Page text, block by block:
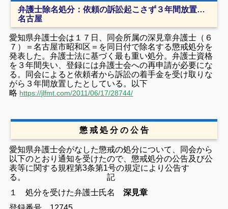
弁護士除名処分：依頼の訴訟起こさず３年間放置…
名古屋
愛知県弁護士会は１７日、同会所属の深見章弁護士（６
７）＝名古屋市昭和区＝を同日付で除名する懲戒処分を
発表した。弁護士法に基づく最も重い処分。弁護士資格
を３年間失い、登録には弁護士会への再申請が必要にな
る。同会によると依頼者から訴訟の着手金を受け取りな
がら３年間放置したとしている。
以下
略 https://jlfmt.com/2011/06/17/28744/
懲 戒 処 分 の 公 告
愛知県弁護士会がなした懲戒の処分について、同会から
以下のとおり通知を受けたので、懲戒処分の公告及び公
表等に関する規程第3条第1号の規定により公告す
る。
記
１ 処分を受けた弁護士氏名
深見章